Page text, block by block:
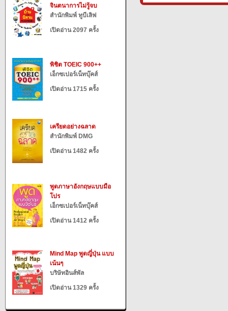
จินตนาการไม่รู้จบ
สำนักพิมพ์ ทูบีเลิฟ
เปิดอ่าน 2097 ครั้ง
พิชิต TOEIC 900++
เอ็กซเปอร์เน็ทบุ๊คส์
เปิดอ่าน 1715 ครั้ง
เครียดอย่างฉลาด
สำนักพิมพ์ DMG
เปิดอ่าน 1482 ครั้ง
พูดภาษาอังกฤษแบบมือ
โปร
เอ็กซเปอร์เน็ทบุ๊คส์
เปิดอ่าน 1412 ครั้ง
Mind Map พูดญี่ปุ่น แบบ
เน้นๆ
บริษัทอินส์พัล
เปิดอ่าน 1329 ครั้ง